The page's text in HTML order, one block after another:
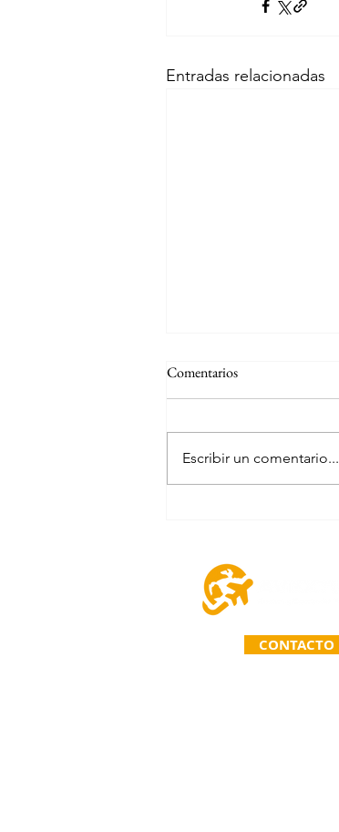
Entradas relacionadas
Comentarios
Escribir un comentario...
CONTACTO